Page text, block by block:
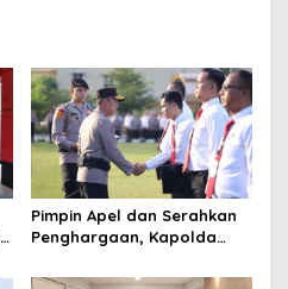
Pimpin Apel dan Serahkan
Penghargaan, Kapolda
serta Jaga Kesehatan